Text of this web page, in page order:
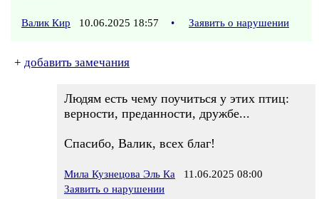
Валик Кир 10.06.2025 18:57 • Заявить о нарушении
+ добавить замечания
Людям есть чему поучиться у этих птиц:
верности, преданности, дружбе...
Спасибо, Валик, всех благ!
Мила Кузнецова Эль Ка 11.06.2025 08:00
Заявить о нарушении